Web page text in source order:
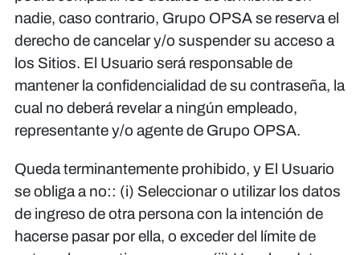
nadie, caso contrario, Grupo OPSA se reserva el
derecho de cancelar y/o suspender su acceso a
los Sitios. El Usuario será responsable de
mantener la confidencialidad de su contraseña, la
cual no deberá revelar a ningún empleado,
representante y/o agente de Grupo OPSA.
Queda terminantemente prohibido, y El Usuario
se obliga a no:: (i) Seleccionar o utilizar los datos
de ingreso de otra persona con la intención de
hacerse pasar por ella, o exceder del límite de